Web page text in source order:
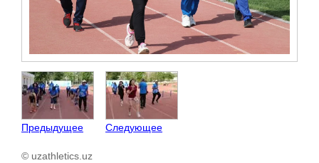
Предыдущее Следующее
© uzathletics.uz